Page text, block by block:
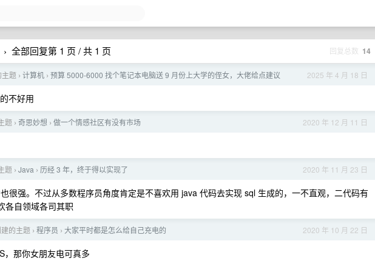
› 全部回复第 1 页 / 共 1 页 回复总数 14
2025 年 4 月 18 日
主题 › 计算机 › 预算 5000-6000 找个笔记本电脑送 9 月份上大学的侄女，大佬给点建议
不好用
2020 年 12 月 11 日
题 › 奇思妙想 › 做一个情感社区有没有市场
2020 年 11 月 23 日
题 › Java › 历经 3 年，终于得以实现了
很强。不过从多数程序员角度肯定是不喜欢用 java 代码去实现 sql 生成的，一不直观，二代码有
各自领域各司其职
2020 年 10 月 22 日
的主题 › 程序员 › 大家平时都是怎么给自己充电的
，那你女朋友电可真多